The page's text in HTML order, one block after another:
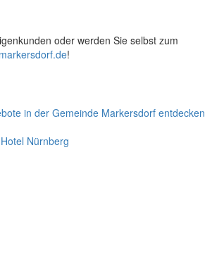
oder werden Sie selbst zum
!
Hotel Nürnberg